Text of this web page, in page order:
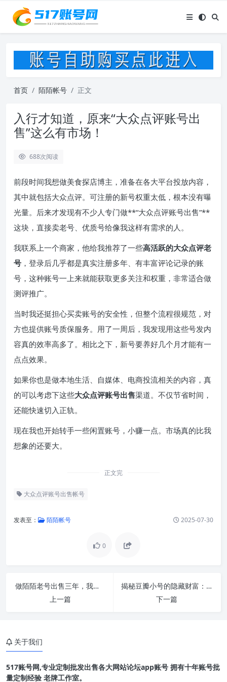
首页 陌陌帐号 正文
入行才知道，原来“大众点评账号出
售”这么有市场！
688次阅读
前段时间我想做美食探店博主，准备在各大平台投放内容，
其中就包括大众点评。可注册的新号权重太低，根本没有曝
光量。后来才发现有不少人专门做**“大众点评账号出售”**
这块，直接卖老号、优质号给像我这样有需求的人。
我联系上一个商家，他给我推荐了一些高活跃的大众点评老
号 ，登录后几乎都是真实注册多年、有丰富评论记录的账
号，这种账号一上来就能获取更多关注和权重，非常适合做
测评推广。
当时我还挺担心买卖账号的安全性，但整个流程很规范，对
方也提供账号质保服务。用了一周后，我发现用这些号发内
容真的效率高多了。相比之下，新号要养好几个月才能有一
点点效果。
如果你也是做本地生活、自媒体、电商投流相关的内容，真
的可以考虑下这些大众点评账号出售渠道。不仅节省时间，
还能快速切入正轨。
现在我也开始转手一些闲置账号，小赚一点。市场真的比我
想象的还要大。
正文完
大众点评账号出售帐号
发表至： 陌陌帐号 2025-07-30
0
做陌陌老号出售三年，我只专注一件事：质量为王
上一篇
揭秘豆瓣小号的隐藏财富：我靠它月入过万的真实故事！
下一篇
关于我们
517账号网,专业定制批发出售各大网站论坛app账号 拥有十年账号批
量定制经验 老牌工作室。